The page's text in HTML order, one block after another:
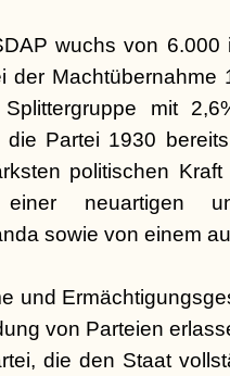
wuchs von
der Machtübernahme
mit
die Partei 1930
politischen
neuartigen
sowie von einem
und
von Parteien
die den Staat